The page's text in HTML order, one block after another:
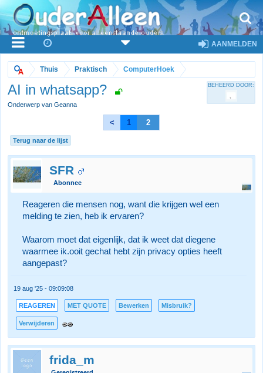
AANMELDEN
Thuis Praktisch ComputerHoek
AI in whatsapp?
Onderwerp van Geanna
BEHEERD DOOR:
< 1 2
Terug naar de lijst
SFR
Abonnee
Reageren die mensen nog, want die krijgen wel een
melding te zien, heb ik ervaren?
Waarom moet dat eigenlijk, dat ik weet dat diegene
waarmee ik.ooit gechat hebt zijn privacy opties heeft
aangepast?
19 aug '25 - 09:09:08
REAGEREN MET QUOTE Bewerken Misbruik?
Verwijderen
frida_m